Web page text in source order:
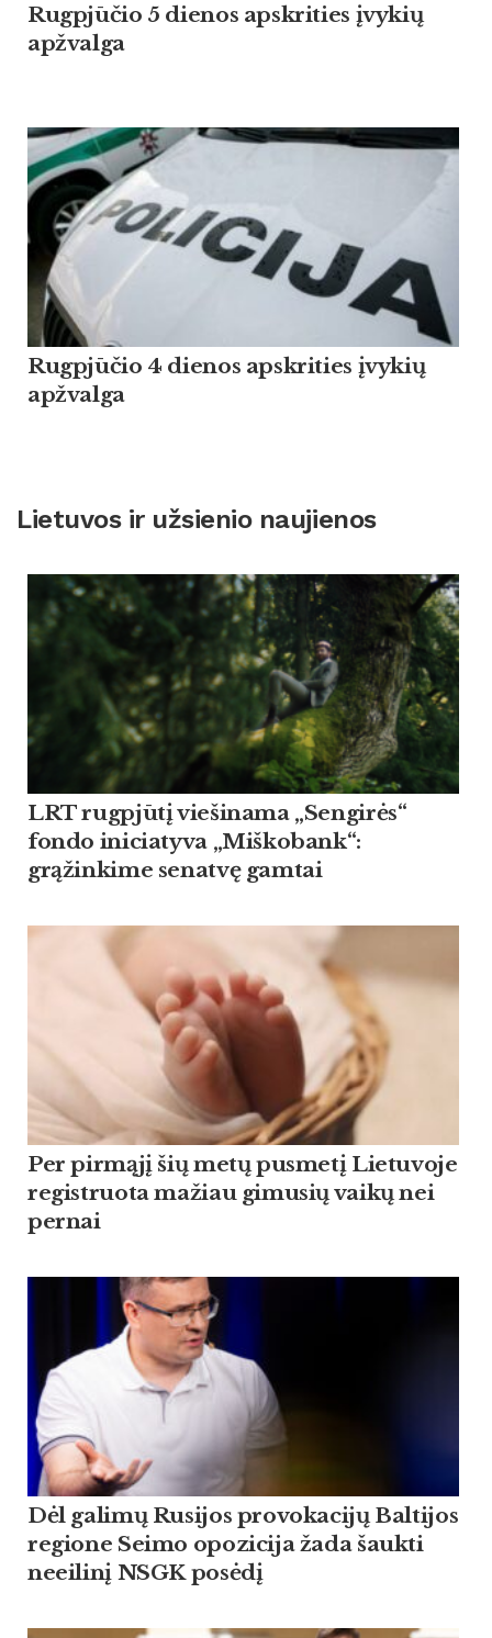
Rugpjūčio 5 dienos apskrities įvykių
apžvalga
Rugpjūčio 4 dienos apskrities įvykių
apžvalga
Lietuvos ir užsienio naujienos
LRT rugpjūtį viešinama „Sengirės“
fondo iniciatyva „Miškobank“:
grąžinkime senatvę gamtai
Per pirmąjį šių metų pusmetį Lietuvoje
registruota mažiau gimusių vaikų nei
pernai
Dėl galimų Rusijos provokacijų Baltijos
regione Seimo opozicija žada šaukti
neeilinį NSGK posėdį